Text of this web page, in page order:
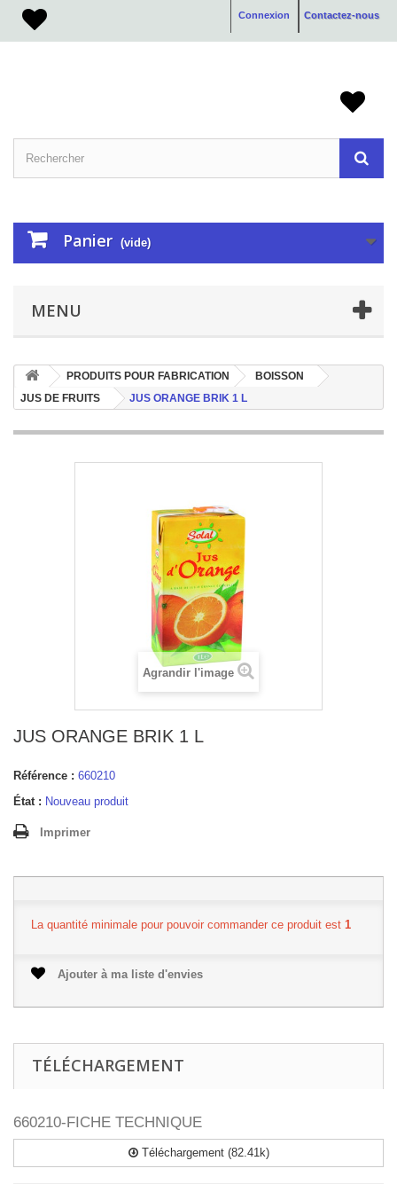
Contactez-nous
Connexion
Panier (vide)
MENU
PRODUITS POUR FABRICATION
BOISSON
JUS DE FRUITS
JUS ORANGE BRIK 1 L
Agrandir l'image
JUS ORANGE BRIK 1 L
Référence : 660210
État : Nouveau produit
Imprimer
La quantité minimale pour pouvoir commander ce produit est 1
Ajouter à ma liste d'envies
TÉLÉCHARGEMENT
660210-FICHE TECHNIQUE
Téléchargement (82.41k)